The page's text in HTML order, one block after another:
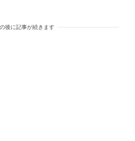
後に記事が続きます